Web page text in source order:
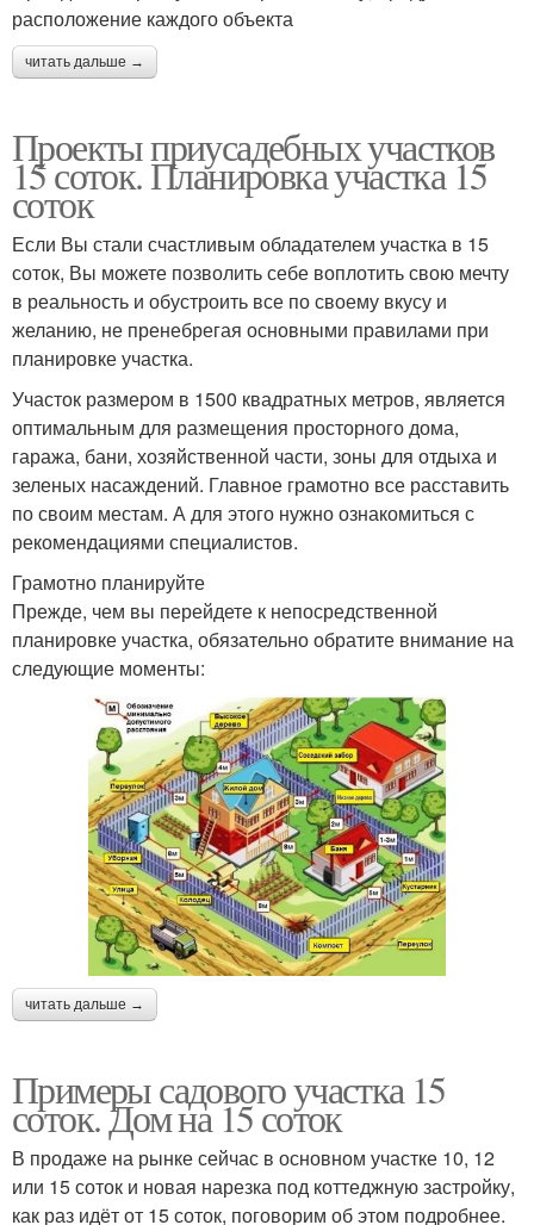
расположение каждого объекта
читать дальше →
Проекты приусадебных участков
15 соток. Планировка участка 15
соток
Если Вы стали счастливым обладателем участка в 15
соток, Вы можете позволить себе воплотить свою мечту
в реальность и обустроить все по своему вкусу и
желанию, не пренебрегая основными правилами при
планировке участка.
Участок размером в 1500 квадратных метров, является
оптимальным для размещения просторного дома,
гаража, бани, хозяйственной части, зоны для отдыха и
зеленых насаждений. Главное грамотно все расставить
по своим местам. А для этого нужно ознакомиться с
рекомендациями специалистов.
Грамотно планируйте
Прежде, чем вы перейдете к непосредственной
планировке участка, обязательно обратите внимание на
следующие моменты:
читать дальше →
Примеры садового участка 15
соток. Дом на 15 соток
В продаже на рынке сейчас в основном участке 10, 12
или 15 соток и новая нарезка под коттеджную застройку,
как раз идёт от 15 соток, поговорим об этом подробнее.